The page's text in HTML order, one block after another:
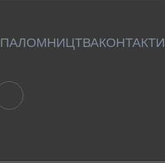
ПАЛОМНИЦТВАКОНТАКТИ